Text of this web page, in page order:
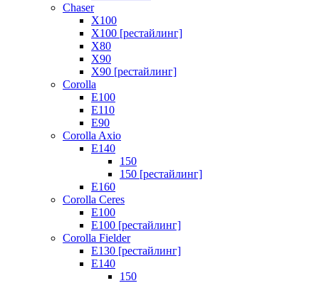
Chaser
X100
X100 [рестайлинг]
X80
X90
X90 [рестайлинг]
Corolla
E100
E110
E90
Corolla Axio
E140
150
150 [рестайлинг]
E160
Corolla Ceres
E100
E100 [рестайлинг]
Corolla Fielder
E130 [рестайлинг]
E140
150